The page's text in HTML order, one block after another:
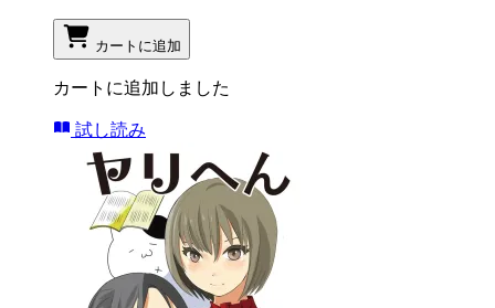
カートに追加
カートに追加しました
試し読み